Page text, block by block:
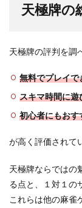
天極牌の
天極牌の評判を調
無料でプレイで
スキマ時間に遊
初心者にもおす
が高く評価されて
天極牌ならではの
る点と、１対１の
これらは他の麻雀